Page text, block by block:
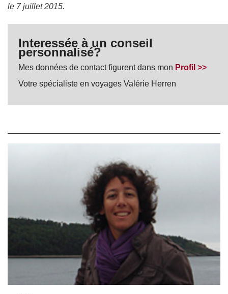
le 7 juillet 2015.
Interessée à un conseil
personnalisé?
Mes données de contact figurent dans mon Profil >>
Votre spécialiste en voyages Valérie Herren